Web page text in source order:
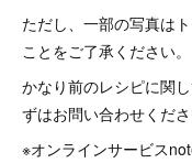
ただし、一部の写真は
ことをご了承ください。
かなり前のレシピに関
ずはお問い合わせくださ
※オンラインサービス